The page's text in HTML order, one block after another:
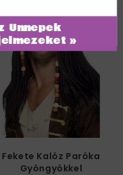
Fekete Kalóz Paróka
Gyöngyökkel
Ünnepek
»